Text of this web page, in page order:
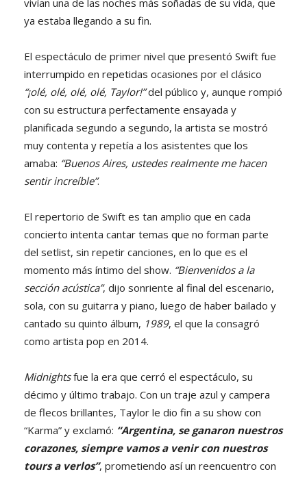
ya estaba llegando a su fin.
El espectáculo de primer nivel que presentó Swift fue
interrumpido en repetidas ocasiones por el clásico
“¡olé, olé, olé, olé, Taylor!”del público y, aunque rompió
con su estructura perfectamente ensayada y
planificada segundo a segundo, la artista se mostró
muy contenta y repetía a los asistentes que los
amaba: “Buenos Aires, ustedes realmente me hacen
sentir increíble”.
El repertorio de Swift es tan amplio que en cada
concierto intenta cantar temas que no forman parte
del setlist, sin repetir canciones, en lo que es el
momento más íntimo del show. “Bienvenidos a la
sección acústica”, dijo sonriente al final del escenario,
sola, con su guitarra y piano, luego de haber bailado y
cantado su quinto álbum, 1989, el que la consagró
como artista pop en 2014.
Midnightsfue la era que cerró el espectáculo, su
décimo y último trabajo. Con un traje azul y campera
de flecos brillantes, Taylor le dio fin a su show con
“Karma” y exclamó: “Argentina, se ganaron nuestros
corazones, siempre vamos a venir con nuestros
tours a verlos”, prometiendo así un reencuentro con